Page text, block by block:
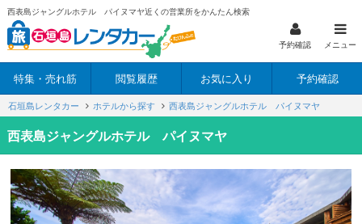
西表島ジャングルホテル パイヌマヤ近くの営業所をかんたん検索
予約確認 メニュー
特集・売れ筋 閲覧履歴 お気に入り 予約確認
石垣島レンタカー ホテルから探す 西表島ジャングルホテル パイヌマヤ
西表島ジャングルホテル パイヌマヤ